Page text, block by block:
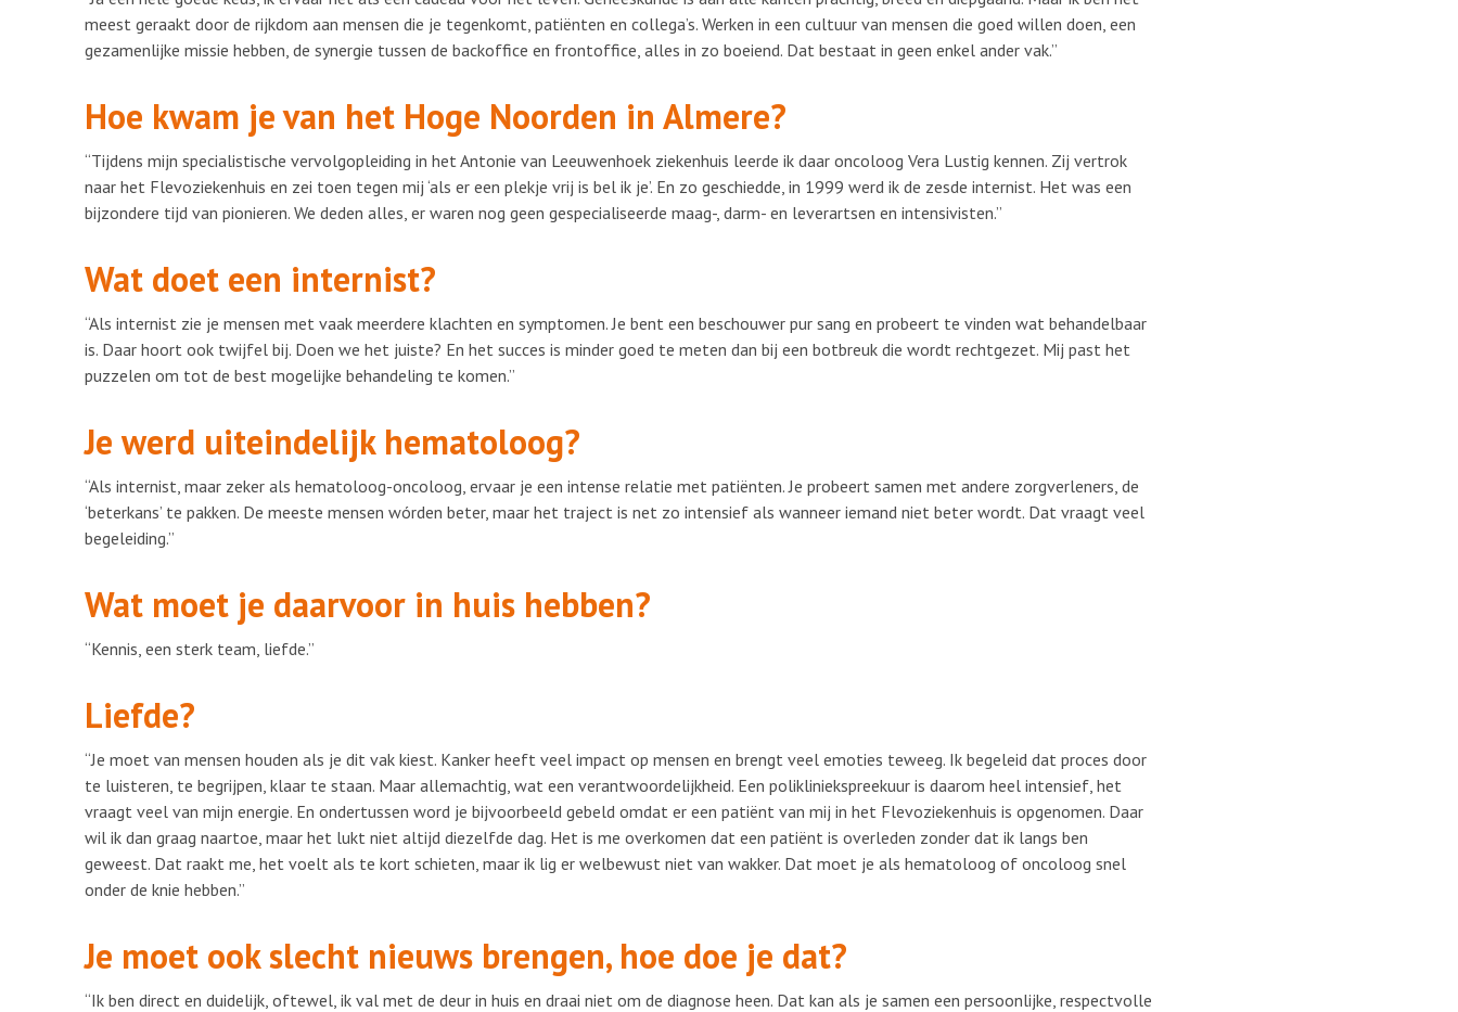
meest geraakt door de rijkdom aan mensen die je tegenkomt, patiënten en collega’s. Werken in een cultuur van mensen die goed willen doen, een
gezamenlijke missie hebben, de synergie tussen de backoffice en frontoffice, alles in zo boeiend. Dat bestaat in geen enkel ander vak.”
Hoe kwam je van het Hoge Noorden in Almere?
“Tijdens mijn specialistische vervolgopleiding in het Antonie van Leeuwenhoek ziekenhuis leerde ik daar oncoloog Vera Lustig kennen. Zij vertrok
naar het Flevoziekenhuis en zei toen tegen mij ‘als er een plekje vrij is bel ik je’. En zo geschiedde, in 1999 werd ik de zesde internist. Het was een
bijzondere tijd van pionieren. We deden alles, er waren nog geen gespecialiseerde maag-, darm- en leverartsen en intensivisten.”
Wat doet een internist?
“Als internist zie je mensen met vaak meerdere klachten en symptomen. Je bent een beschouwer pur sang en probeert te vinden wat behandelbaar
is. Daar hoort ook twijfel bij. Doen we het juiste? En het succes is minder goed te meten dan bij een botbreuk die wordt rechtgezet. Mij past het
puzzelen om tot de best mogelijke behandeling te komen.”
Je werd uiteindelijk hematoloog?
“Als internist, maar zeker als hematoloog-oncoloog, ervaar je een intense relatie met patiënten. Je probeert samen met andere zorgverleners, de
‘beterkans’ te pakken. De meeste mensen wórden beter, maar het traject is net zo intensief als wanneer iemand niet beter wordt. Dat vraagt veel
begeleiding.”
Wat moet je daarvoor in huis hebben?
“Kennis, een sterk team, liefde.”
Liefde?
“Je moet van mensen houden als je dit vak kiest. Kanker heeft veel impact op mensen en brengt veel emoties teweeg. Ik begeleid dat proces door
te luisteren, te begrijpen, klaar te staan. Maar allemachtig, wat een verantwoordelijkheid. Een polikliniekspreekuur is daarom heel intensief, het
vraagt veel van mijn energie. En ondertussen word je bijvoorbeeld gebeld omdat er een patiënt van mij in het Flevoziekenhuis is opgenomen. Daar
wil ik dan graag naartoe, maar het lukt niet altijd diezelfde dag. Het is me overkomen dat een patiënt is overleden zonder dat ik langs ben
geweest. Dat raakt me, het voelt als te kort schieten, maar ik lig er welbewust niet van wakker. Dat moet je als hematoloog of oncoloog snel
onder de knie hebben.”
Je moet ook slecht nieuws brengen, hoe doe je dat?
“Ik ben direct en duidelijk, oftewel, ik val met de deur in huis en draai niet om de diagnose heen. Dat kan als je samen een persoonlijke, respectvolle